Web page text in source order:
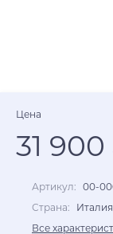
Цена
31
Артикул: 00-
Страна:
Италия
Все